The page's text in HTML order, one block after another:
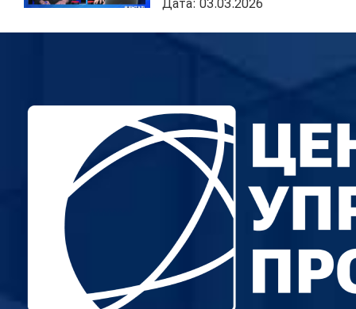
кородинаторка во ЦУП
Анета Иванова
поткастот Rishatzi
Дата: 03.03.2026